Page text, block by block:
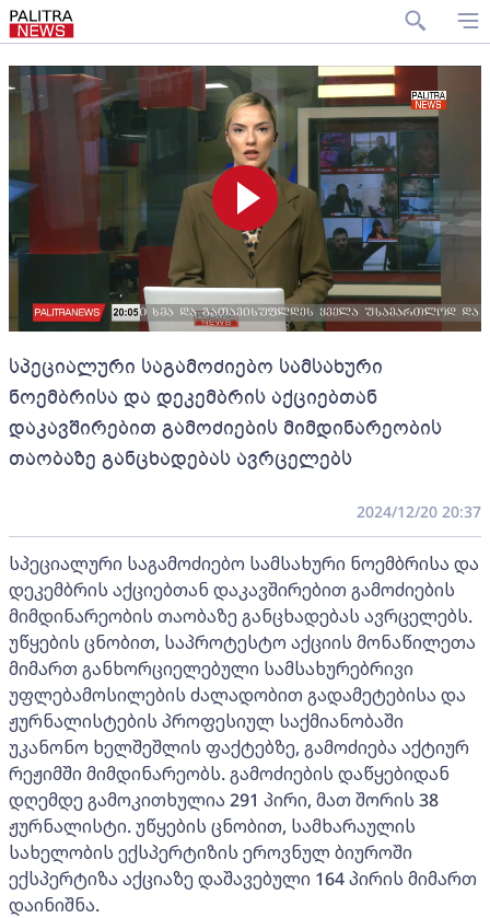
სპეციალური საგამოძიებო სამსახური
ნოემბრისა და დეკემბრის აქციებთან
დაკავშირებით გამოძიების მიმდინარეობის
თაობაზე განცხადებას ავრცელებს
2024/12/20 20:37
სპეციალური საგამოძიებო სამსახური ნოემბრისა და
დეკემბრის აქციებთან დაკავშირებით გამოძიების
მიმდინარეობის თაობაზე განცხადებას ავრცელებს.
უწყების ცნობით, საპროტესტო აქციის მონაწილეთა
მიმართ განხორციელებული სამსახურებრივი
უფლებამოსილების ძალადობით გადამეტებისა და
ჟურნალისტების პროფესიულ საქმიანობაში
უკანონო ხელშეშლის ფაქტებზე, გამოძიება აქტიურ
რეჟიმში მიმდინარეობს. გამოძიების დაწყებიდან
დღემდე გამოკითხულია 291 პირი, მათ შორის 38
ჟურნალისტი. უწყების ცნობით, სამხარაულის
სახელობის ექსპერტიზის ეროვნულ ბიუროში
ექსპერტიზა აქციაზე დაშავებული 164 პირის მიმართ
დაინიშნა.